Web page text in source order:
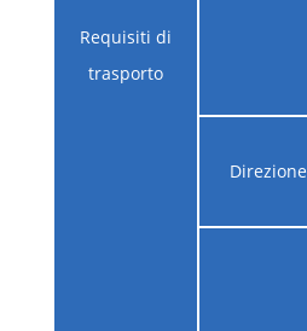
Requisiti di
trasporto
Direzione